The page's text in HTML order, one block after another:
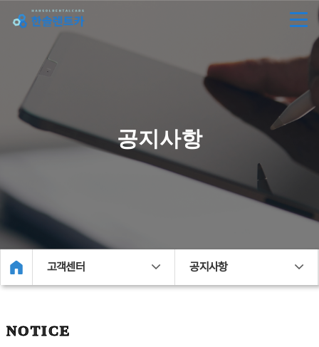
공지사항
고객센터 공지사항
NOTICE